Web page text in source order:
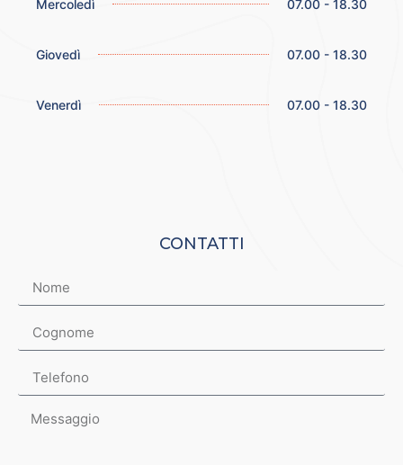
Mercoledì 07.00 - 18.30
Giovedì 07.00 - 18.30
Venerdì 07.00 - 18.30
CONTATTI